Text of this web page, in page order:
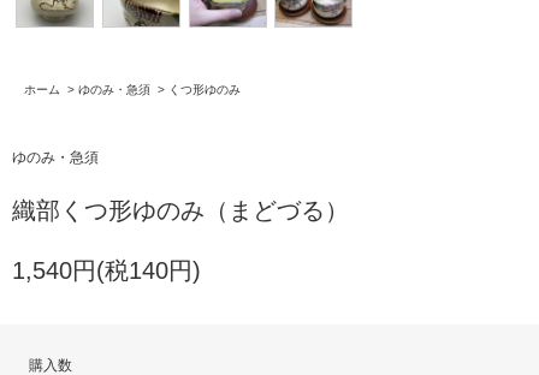
ホーム > ゆのみ・急須 > くつ形ゆのみ
ゆのみ・急須
織部くつ形ゆのみ（まどづる）
1,540円(税140円)
購入数